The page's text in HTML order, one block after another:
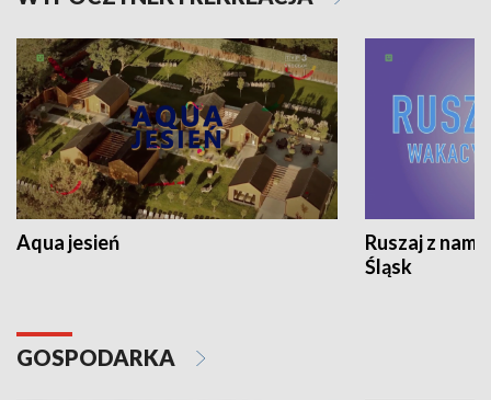
Aqua jesień
Ruszaj z
Śląsk
GOSPODARKA